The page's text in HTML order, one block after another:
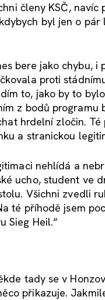
členy KSČ,
byl jen o
bere jako chybu,
proti
to, jako by to
z bodů programu
hrdelní zločin.
a stranickou
nehlídá a
ucho, student ve
Všichni zvedli
té příhodě jsem
Sieg Heil.“
tady se v
přikazuje.